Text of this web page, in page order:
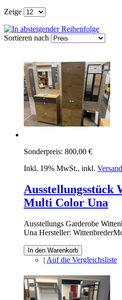
Zeige
Sortieren nach
Sonderpreis: 800,00 €
Inkl. 19% MwSt., inkl.
Ausstellungsstück
Multi Color Una
Ausstellungs Garderobe
Una Hersteller:
In den Warenkorb
| Auf die Vergleichsliste